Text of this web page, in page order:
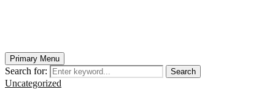
Primary Menu
Search for: Search
Uncategorized